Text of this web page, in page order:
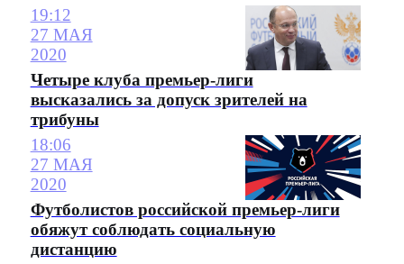
19:12
27 МАЯ
2020
Четыре клуба премьер-лиги
высказались за допуск зрителей на
трибуны
18:06
27 МАЯ
2020
Футболистов российской премьер-лиги
обяжут соблюдать социальную
дистанцию